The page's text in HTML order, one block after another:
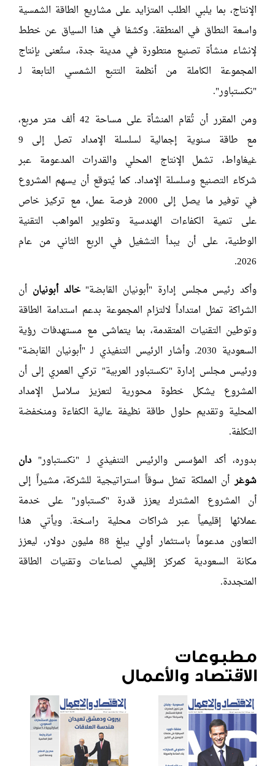
الإنتاج، بما يلبي الطلب المتزايد على مشاريع الطاقة الشمسية
واسعة النطاق في المنطقة. وكشفا في هذا السياق عن خطط
لإنشاء منشأة تصنيع متطورة في مدينة جدة، ستُعنى بإنتاج
المجموعة الكاملة من أنظمة التتبع الشمسي التابعة لـ
"نكستباور".
ومن المقرر أن تُقام المنشأة على مساحة 42 ألف متر مربع،
مع طاقة سنوية إجمالية لسلسلة الإمداد تصل إلى 9
غيغاواط، تشمل الإنتاج المحلي والقدرات المدعومة عبر
شركاء التصنيع وسلسلة الإمداد. كما يُتوقع أن يسهم المشروع
في توفير ما يصل إلى 2000 فرصة عمل، مع تركيز خاص
على تنمية الكفاءات الهندسية وتطوير المواهب التقنية
الوطنية، على أن يبدأ التشغيل في الربع الثاني من عام
2026.
وأكد رئيس مجلس إدارة "أبونيان القابضة"خالد أبونيان أن
الشراكة تمثل امتداداً لالتزام المجموعة بدعم استدامة الطاقة
وتوطين التقنيات المتقدمة، بما يتماشى مع مستهدفات رؤية
السعودية 2030. وأشار الرئيس التنفيذي لـ "أبونيان القابضة"
ورئيس مجلس إدارة "نكستباور العربية" تركي العمري إلى أن
المشروع يشكل خطوة محورية لتعزيز سلاسل الإمداد
المحلية وتقديم حلول طاقة نظيفة عالية الكفاءة ومنخفضة
التكلفة.
بدوره، أكد المؤسس والرئيس التنفيذي لـ "نكستباور"دان
شوغرأن المملكة تمثل سوقاً استراتيجية للشركة، مشيراً إلى
أن المشروع المشترك يعزز قدرة "كستباور" على خدمة
عملائها إقليمياً عبر شراكات محلية راسخة. ويأتي هذا
التعاون مدعوماً باستثمار أولي يبلغ 88 مليون دولار، ليعزز
مكانة السعودية كمركز إقليمي لصناعات وتقنيات الطاقة
المتجددة.
مطبوعات
الاقتصاد والأعمال